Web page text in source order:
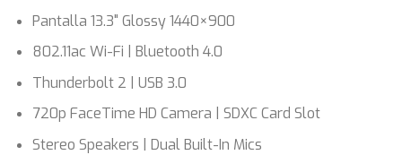
Pantalla 13.3" Glossy 1440×900
802.11ac Wi-Fi | Bluetooth 4.0
Thunderbolt 2 | USB 3.0
720p FaceTime HD Camera | SDXC Card Slot
Stereo Speakers | Dual Built-In Mics